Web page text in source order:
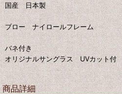
国産 日本製
ブロー ナイロールフレーム
バネ付き
オリジナルサングラス UVカット付
商品詳細